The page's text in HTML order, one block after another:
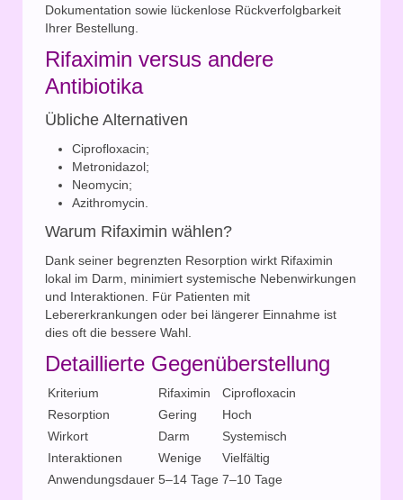
Dokumentation sowie lückenlose Rückverfolgbarkeit
Ihrer Bestellung.
Rifaximin versus andere
Antibiotika
Übliche Alternativen
Ciprofloxacin;
Metronidazol;
Neomycin;
Azithromycin.
Warum Rifaximin wählen?
Dank seiner begrenzten Resorption wirkt Rifaximin
lokal im Darm, minimiert systemische Nebenwirkungen
und Interaktionen. Für Patienten mit
Lebererkrankungen oder bei längerer Einnahme ist
dies oft die bessere Wahl.
Detaillierte Gegenüberstellung
Kriterium Rifaximin
Ciprofloxacin
Resorption
Gering
Hoch
Wirkort
Darm
Systemisch
Interaktionen
Wenige
Vielfältig
Anwendungsdauer 5–14 Tage 7–10 Tage